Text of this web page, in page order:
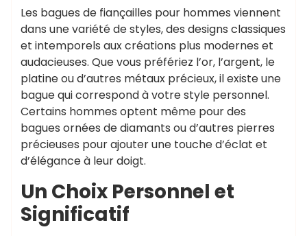
Les bagues de fiançailles pour hommes viennent
dans une variété de styles, des designs classiques
et intemporels aux créations plus modernes et
audacieuses. Que vous préfériez l’or, l’argent, le
platine ou d’autres métaux précieux, il existe une
bague qui correspond à votre style personnel.
Certains hommes optent même pour des
bagues ornées de diamants ou d’autres pierres
précieuses pour ajouter une touche d’éclat et
d’élégance à leur doigt.
Un Choix Personnel et
Significatif